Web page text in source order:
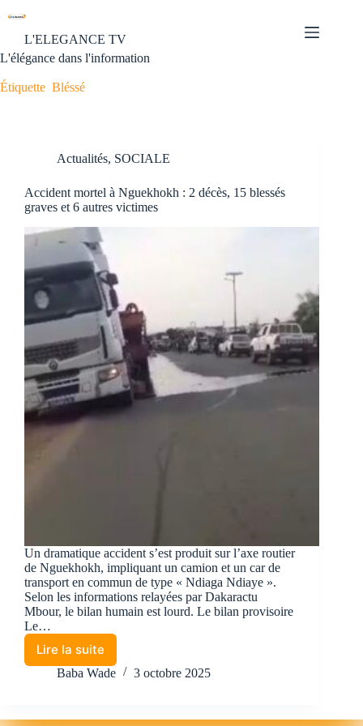
L'ELEGANCE TV
L'élégance dans l'information
Étiquette Bléssé
Actualités, SOCIALE
Accident mortel à Nguekhokh : 2 décès, 15 blessés
graves et 6 autres victimes
Un dramatique accident s’est produit sur l’axe routier
de Nguekhokh, impliquant un camion et un car de
transport en commun de type « Ndiaga Ndiaye ».
Selon les informations relayées par Dakaractu
Mbour, le bilan humain est lourd. Le bilan provisoire
Le…
Lire la suite
Baba Wade 3 octobre 2025